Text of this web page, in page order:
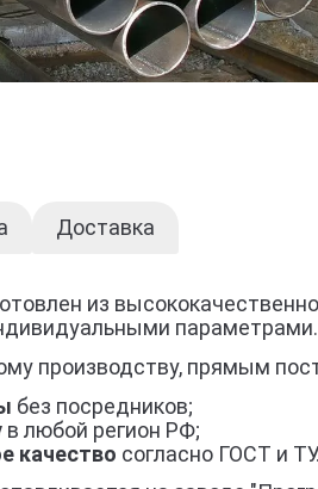
Доставка
из
параметрами.
производству, прямым
без посредников;
в любой регион РФ;
качество согласно ГОСТ и